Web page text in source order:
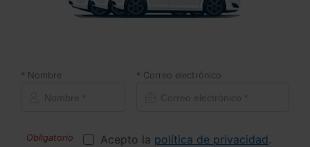
Nombre Correo electrónico
Acepto la política de privacidad.